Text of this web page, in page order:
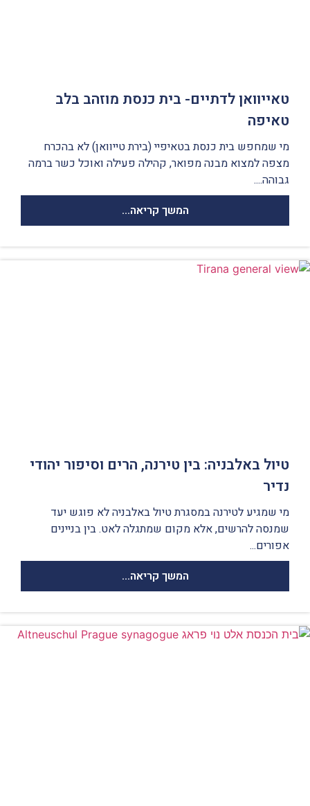
טאייוואן לדתיים- בית כנסת מוזהב בלב
טאיפה
מי שמחפש בית כנסת בטאיפיי (בירת טייוואן) לא בהכרח
מצפה למצוא מבנה מפואר, קהילה פעילה ואוכל כשר ברמה
גבוהה....
המשך קריאה...
טיול באלבניה: בין טירנה, הרים וסיפור יהודי
נדיר
מי שמגיע לטירנה במסגרת טיול באלבניה לא פוגש יעד
שמנסה להרשים, אלא מקום שמתגלה לאט. בין בניינים
אפורים...
המשך קריאה...